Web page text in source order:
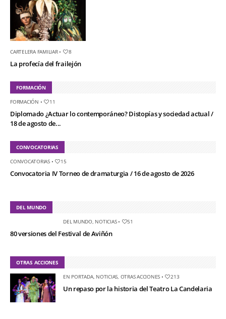
CARTELERA FAMILIAR• 8
La profecía del frailejón
FORMACIÓN
FORMACIÓN • 11
Diplomado ¿Actuar lo contemporáneo? Distopías y sociedad actual /
18 de agosto de...
CONVOCATORIAS
CONVOCATORIAS• 15
Convocatoria IV Torneo de dramaturgia / 16 de agosto de 2026
DEL MUNDO
DEL MUNDO, NOTICIAS• 51
80 versiones del Festival de Aviñón
OTRAS ACCIONES
EN PORTADA, NOTICIAS OTRAS ACCIONES • 213
Un repaso por la historia del Teatro La Candelaria